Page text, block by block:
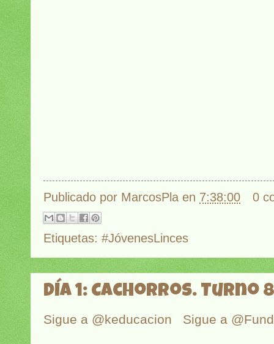
Publicado por MarcosPla en 7:38:00 0
Etiquetas: #JóvenesLinces
Día 1: Cachorros. Turno
Sigue a @keducacion Sigue a